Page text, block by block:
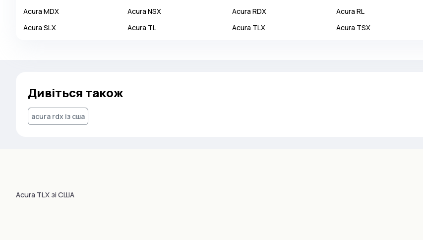
Bentley
Bertone
BMW
Brabus
Bugatti
Acura MDX Acura NSX Acura RDX Acura RL
Acura SLX Acura TL Acura TLX Acura TSX
Дивіться також
acura rdx із сша
Acura TLX зі США